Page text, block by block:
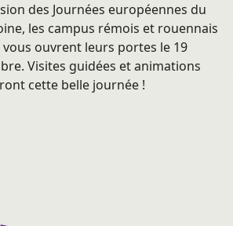
des Journées européennes du
les campus rémois et rouennais
vous ouvrent leurs portes le 19
Visites guidées et animations
cette belle journée !